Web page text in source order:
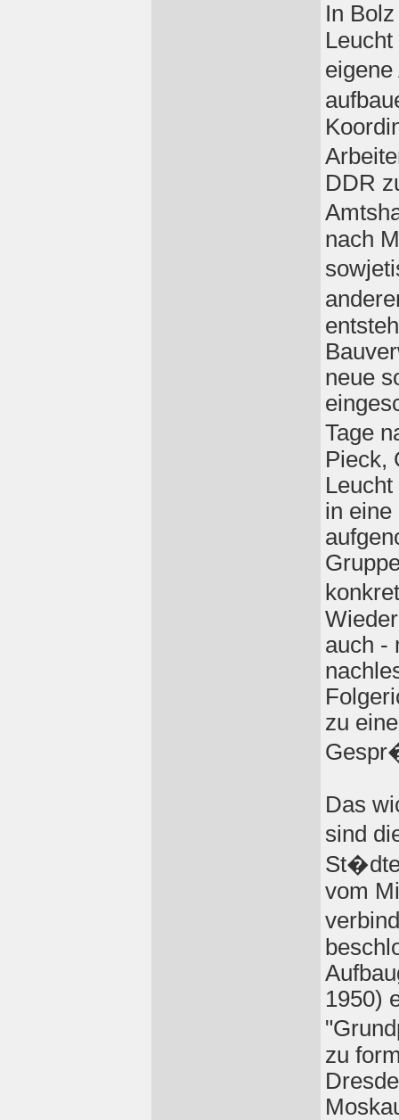
In
DDR
nach
neue
Tage
Pieck,
in eine
auch -
zu
Das
sind
vom
1950)
zu